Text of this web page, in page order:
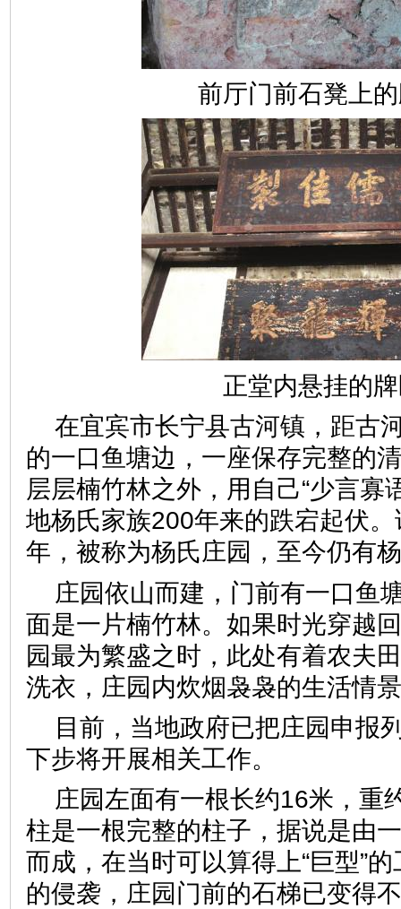
前厅门前石凳上
正堂内悬挂的
在宜宾市长宁县古河镇，距古
的一口鱼塘边，一座保存完整的
层层楠竹林之外，用自己“少言寡
地杨氏家族200年来的跌宕起伏
年，被称为杨氏庄园，至今仍有
庄园依山而建，门前有一口鱼
面是一片楠竹林。如果时光穿越
园最为繁盛之时，此处有着农夫
洗衣，庄园内炊烟袅袅的生
目前，当地政府已把庄园申报
下步将开展相关工作。
庄园左面有一根长约16米，重
柱是一根完整的柱子，据说是由
而成，在当时可以算得上“巨型”
的侵袭，庄园门前的石梯已变得